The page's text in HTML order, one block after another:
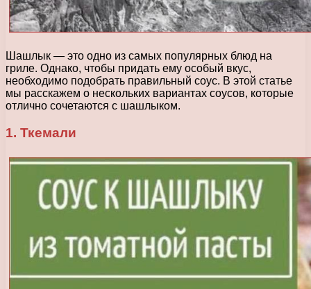
Шашлык — это одно из самых популярных блюд на
гриле. Однако, чтобы придать ему особый вкус,
необходимо подобрать правильный соус. В этой статье
мы расскажем о нескольких вариантах соусов, которые
отлично сочетаются с шашлыком.
1. Ткемали